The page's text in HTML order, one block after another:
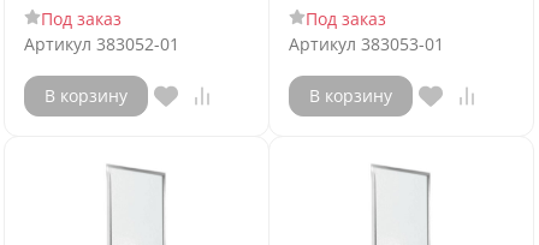
Под заказ
Артикул 383052-01
В корзину
Под заказ
Артикул 383053-01
В корзину